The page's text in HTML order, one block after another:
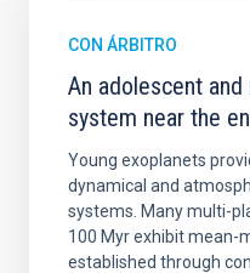
CON ÁRBITRO
An adolescent
system near the
Young exoplanets
dynamical and
systems. Many multi-
100 Myr exhibit mean-
established through